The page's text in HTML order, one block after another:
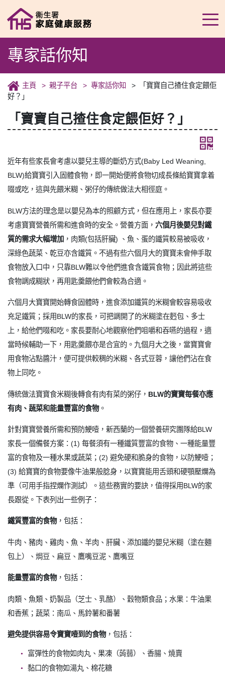
專家話你知
主頁 親子平台 專家話你知
「寶寶自己揸住食定餵佢
好？」
「寶寶自己揸住食定餵佢好？」
近年有些家長會考慮以嬰兒主導的斷奶方式(Baby Led Weaning,
BLW)給寶寶引入固體食物，即一開始便將食物切成長條給寶寶拿着
啜或吃，這與先餵米糊、粥仔的傳統做法大相徑庭。
BLW方法的理念是以嬰兒為本的照顧方式，但在應用上，家長亦要
考慮寶寶營養所需和進食時的安全。營養方面， 六個月後嬰兒對鐵
質的需求大幅增加 ，肉類(包括肝臟) 、魚、蛋的鐵質較易被吸收，
深綠色蔬菜、乾豆亦含鐵質。不過有些六個月大的寶寶未會伸手取
食物放入口中，只靠BLW難以令他們進食含鐵質食物；因此將這些
食物調成糊狀，再用匙羹餵他們會較為合適。
六個月大寶寶開始轉食固體時，進食添加鐵質的米糊會較容易吸收
充足鐵質；採用BLW的家長，可把調開了的米糊塗在麫包、多士
上，給他們啜和吃。家長要耐心地觀察他們咀嚼和吞嚥的過程，適
當時候輔助一下，用匙羹餵亦是合宜的。九個月大之後，當寶寶會
用食物沾點醬汁，便可提供較稠的米糊、各式豆蓉，讓他們沾在食
物上同吃。
傳統做法寶寶食米糊後轉食有肉有菜的粥仔， BLW的寶寶每餐亦應
有肉、蔬菜和能量豐富的食物。
針對寶寶營養所需和預防鯁噎，新西蘭的一個營養研究團隊給BLW
家長一個備餐方案：(1) 每餐須有一種鐵質豐富的食物、一種能量豐
富的食物及一種水果或蔬菜；(2) 避免硬和脆身的食物，以防鯁噎；
(3) 給寶寶的食物要像牛油果般腍身，以寶寶能用舌頭和硬顎壓爛為
準（可用手指捏爛作測試）。這些務實的要訣，值得採用BLW的家
長跟從。下表列出一些例子：
鐵質豐富的食物，包括：
牛肉、豬肉、雞肉、魚、羊肉、肝臟、添加鐵的嬰兒米糊（塗在麵
包上）、焗豆、扁豆、鷹嘴豆泥、鷹嘴豆
能量豐富的食物，包括：
肉類、魚類、奶製品（芝士、乳酪）、穀物類食品；水果：牛油果
和香蕉；蔬菜：南瓜、馬鈴薯和番薯
避免提供容易令寶寶噎到的食物，包括：
富彈性的食物如肉丸、果凍（蒟蒻）、香腸、燒賣
黏口的食物如湯丸、棉花糖